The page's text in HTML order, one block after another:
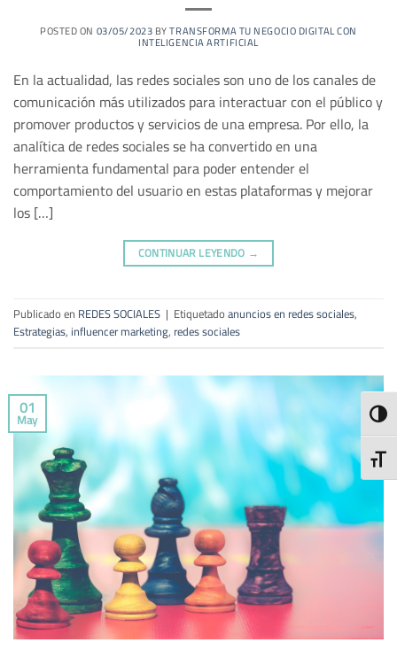
POSTED ON 03/05/2023BYTRANSFORMA TU NEGOCIO DIGITAL CON
INTELIGENCIA ARTIFICIAL
En la actualidad, las redes sociales son uno de los canales de
comunicación más utilizados para interactuar con el público y
promover productos y servicios de una empresa. Por ello, la
analítica de redes sociales se ha convertido en una
herramienta fundamental para poder entender el
comportamiento del usuario en estas plataformas y mejorar
los […]
CONTINUAR LEYENDO →
Publicado en REDES SOCIALES | Etiquetadoanuncios en redes sociales,
Estrategias, influencer marketing, redes sociales
01
May